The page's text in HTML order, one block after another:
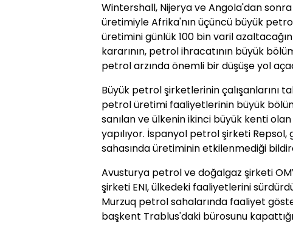
Wintershall, Nijerya ve Angola'dan
üretimiyle Afrika'nın üçüncü büyük
üretimini günlük 100 bin varil
kararının, petrol ihracatının büyük
petrol arzında önemli bir düşüşe yol
Büyük petrol şirketlerinin çalışanlarını
petrol üretimi faaliyetlerinin büyük
sanılan ve ülkenin ikinci büyük kenti
yapılıyor. İspanyol petrol şirketi
sahasında üretiminin etkilenmediği
Avusturya petrol ve doğalgaz şirketi
şirketi ENI, ülkedeki faaliyetlerini
Murzuq petrol sahalarında faaliyet
başkent Trablus'daki bürosunu